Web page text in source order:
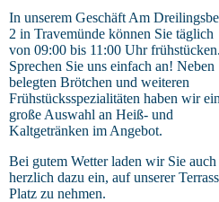
In unserem Geschäft Am
2 in Travemünde können Sie täglich
von 09:00 bis 11:00 Uhr frühstücken.
Sprechen Sie uns einfach an! Neben
belegten Brötchen und weiteren
Frühstücksspezialitäten haben wir
große Auswahl an Heiß- und
Kaltgetränken im Angebot.
Bei gutem Wetter laden wir Sie auch
herzlich dazu ein, auf unserer
Platz zu nehmen.